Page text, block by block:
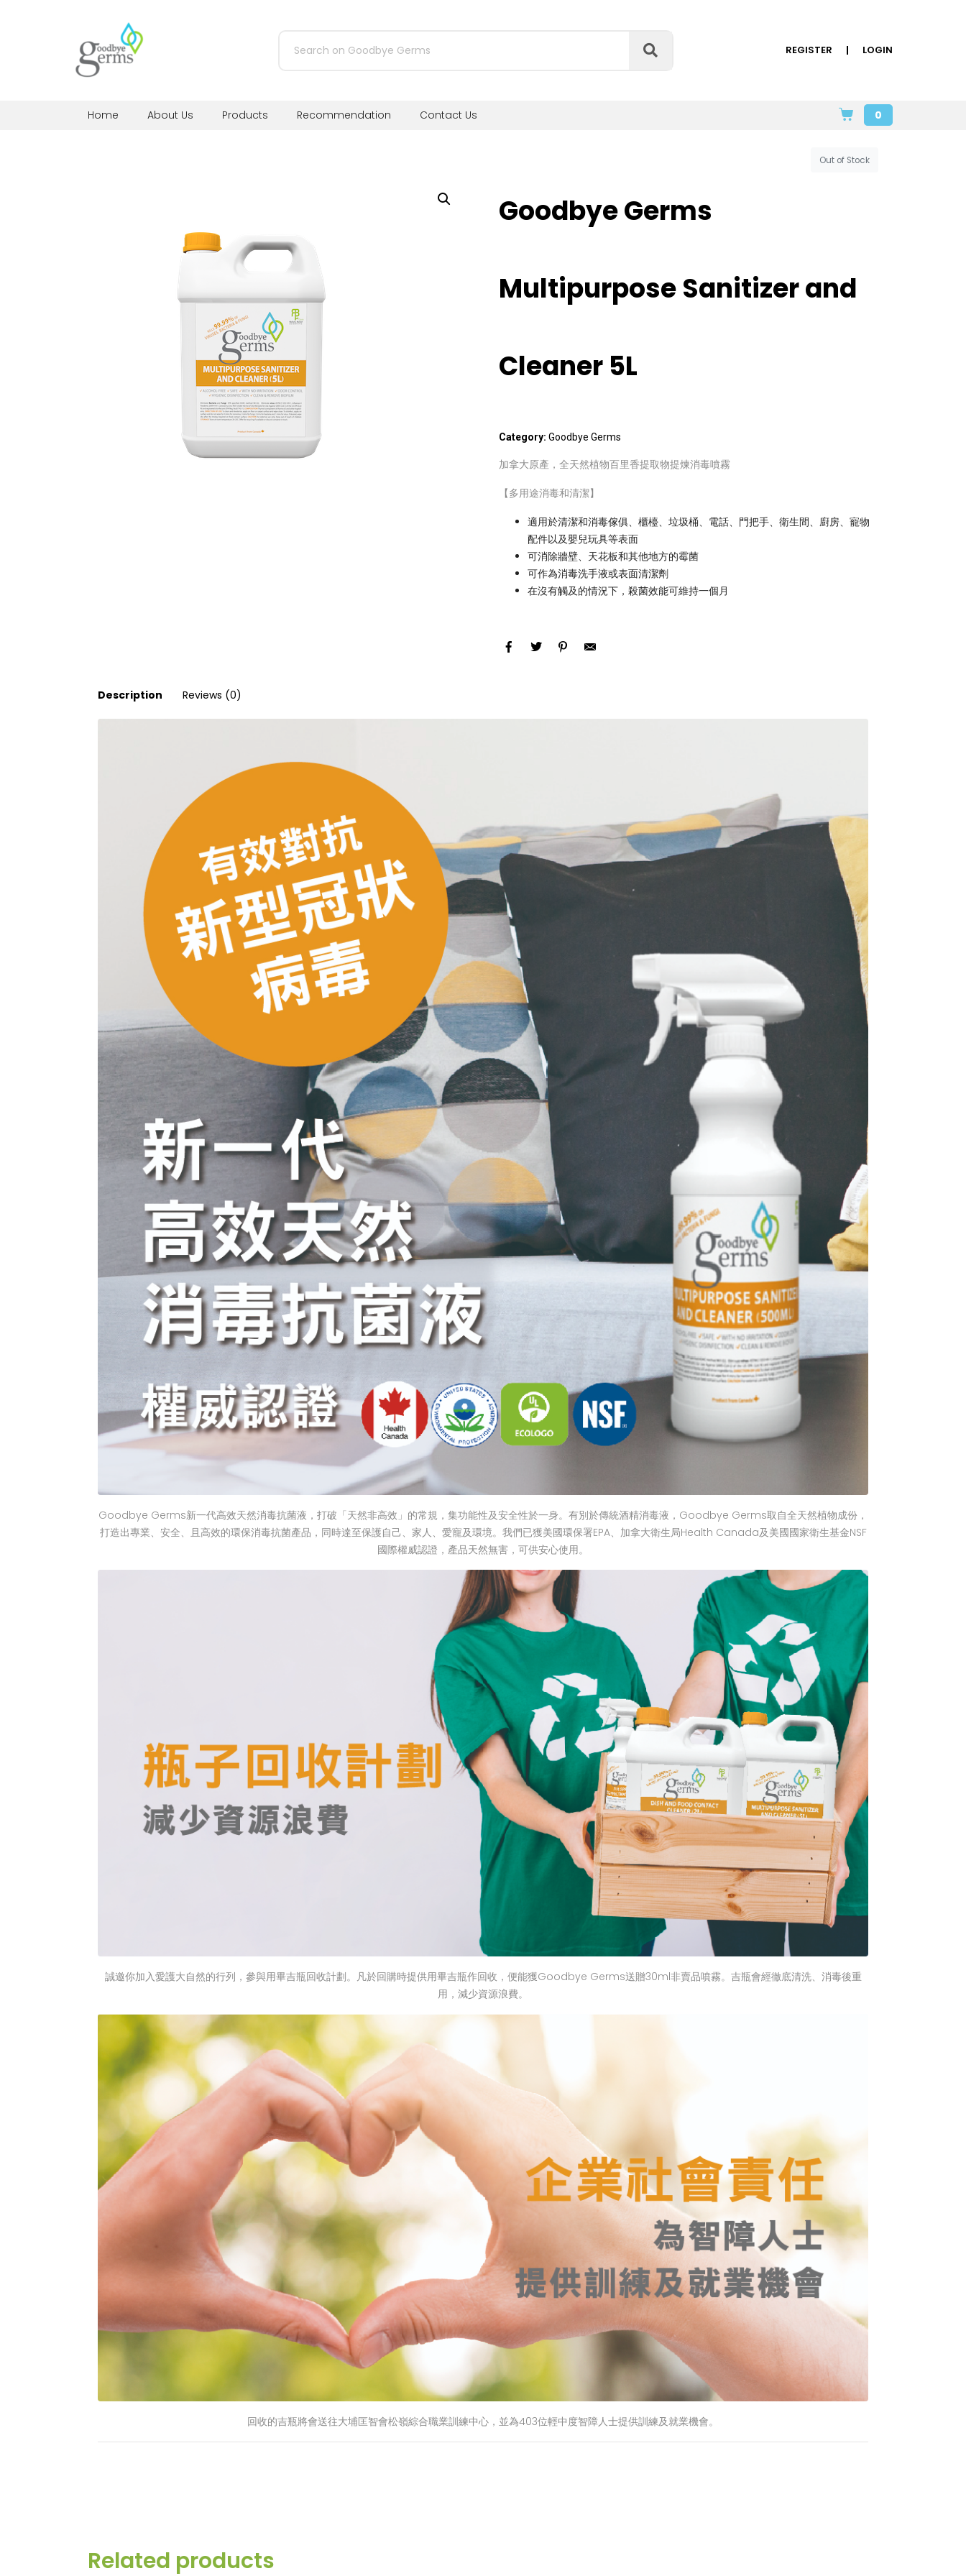
REGISTER LOGIN
Home About Us Products Recommendation Contact Us 0
Out of Stock
Goodbye Germs
Multipurpose Sanitizer and
Cleaner 5L
Category: Goodbye Germs
加拿大原產，全天然植物百里香提取物提煉消毒噴霧
【多用途消毒和清潔】
適用於清潔和消毒傢俱、櫃檯、垃圾桶、電話、門把手、衛生間、廚房、寵物
配件以及嬰兒玩具等表面
可消除牆壁、天花板和其他地方的霉菌
可作為消毒洗手液或表面清潔劑
在沒有觸及的情況下，殺菌效能可維持一個月
Description Reviews (0)
Goodbye Germs新一代高效天然消毒抗菌液，打破「天然非高效」的常規，集功能性及安全性於一身。有別於傳統酒精消毒液，Goodbye Germs取自全天然植物成份，
打造出專業、安全、且高效的環保消毒抗菌產品，同時達至保護自己、家人、愛寵及環境。我們已獲美國環保署EPA、加拿大衛生局Health Canada及美國國家衛生基金NSF
國際權威認證，產品天然無害，可供安心使用。
誠邀你加入愛護大自然的行列，參與用畢吉瓶回收計劃。凡於回購時提供用畢吉瓶作回收，便能獲Goodbye Germs送贈30ml非賣品噴霧。吉瓶會經徹底清洗、消毒後重
用，減少資源浪費。
回收的吉瓶將會送往大埔匡智會松嶺綜合職業訓練中心，並為403位輕中度智障人士提供訓練及就業機會。
Related products